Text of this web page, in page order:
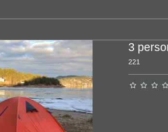
3
221